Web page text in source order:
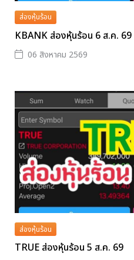
ส่องหุ้นร้อน
KBANK ส่องหุ้นร้อน 6 ส.ค. 69
06 สิงหาคม 2569
ส่องหุ้นร้อน
TRUE ส่องหุ้นร้อน 5 ส.ค. 69